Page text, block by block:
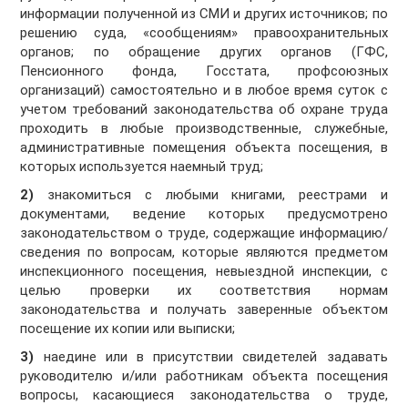
информации полученной из СМИ и других источников; по
решению суда, «сообщениям» правоохранительных
органов; по обращение других органов (ГФС,
Пенсионного фонда, Госстата, профсоюзных
организаций) самостоятельно и в любое время суток с
учетом требований законодательства об охране труда
проходить в любые производственные, служебные,
административные помещения объекта посещения, в
которых используется наемный труд;
2) знакомиться с любыми книгами, реестрами и
документами, ведение которых предусмотрено
законодательством о труде, содержащие информацию/
сведения по вопросам, которые являются предметом
инспекционного посещения, невыездной инспекции, с
целью проверки их соответствия нормам
законодательства и получать заверенные объектом
посещение их копии или выписки;
3) наедине или в присутствии свидетелей задавать
руководителю и/или работникам объекта посещения
вопросы, касающиеся законодательства о труде,